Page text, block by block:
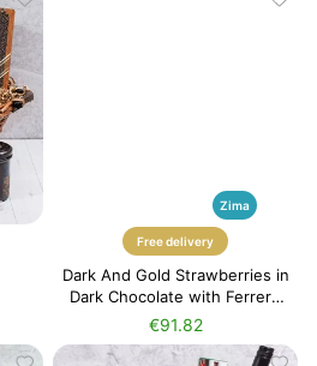
Zima
Free delivery
Dark And Gold Strawberries in
Dark Chocolate with Ferrero
Rocher + Moët Champagne
€91.82